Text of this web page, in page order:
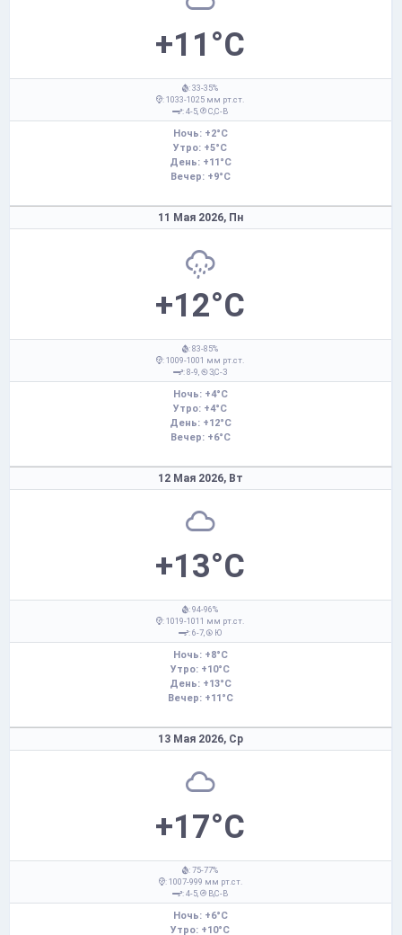
+11°C
: 33-35%
: 1033-1025 мм рт.ст.
: 4-5,
С,С-В
Ночь: +2°C
Утро: +5°C
День: +11°C
Вечер: +9°C
11 Мая 2026, Пн
+12°C
: 83-85%
: 1009-1001 мм рт.ст.
: 8-9,
З,С-З
Ночь: +4°C
Утро: +4°C
День: +12°C
Вечер: +6°C
12 Мая 2026, Вт
+13°C
: 94-96%
: 1019-1011 мм рт.ст.
: 6-7,
Ю
Ночь: +8°C
Утро: +10°C
День: +13°C
Вечер: +11°C
13 Мая 2026, Ср
+17°C
: 75-77%
: 1007-999 мм рт.ст.
: 4-5,
В,С-В
Ночь: +6°C
Утро: +10°C